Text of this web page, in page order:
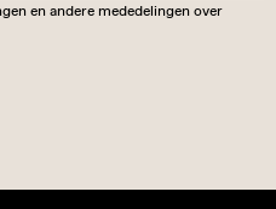
en andere mededelingen over